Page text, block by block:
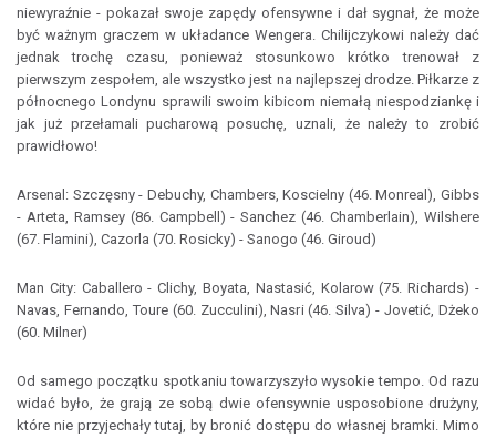
niewyraźnie - pokazał swoje zapędy ofensywne i dał sygnał, że może
być ważnym graczem w układance Wengera. Chilijczykowi należy dać
jednak trochę czasu, ponieważ stosunkowo krótko trenował z
pierwszym zespołem, ale wszystko jest na najlepszej drodze. Piłkarze z
północnego Londynu sprawili swoim kibicom niemałą niespodziankę i
jak już przełamali pucharową posuchę, uznali, że należy to zrobić
prawidłowo!
Arsenal: Szczęsny - Debuchy, Chambers, Koscielny (46. Monreal), Gibbs
- Arteta, Ramsey (86. Campbell) - Sanchez (46. Chamberlain), Wilshere
(67. Flamini), Cazorla (70. Rosicky) - Sanogo (46. Giroud)
Man City: Caballero - Clichy, Boyata, Nastasić, Kolarow (75. Richards) -
Navas, Fernando, Toure (60. Zucculini), Nasri (46. Silva) - Jovetić, Dżeko
(60. Milner)
Od samego początku spotkaniu towarzyszyło wysokie tempo. Od razu
widać było, że grają ze sobą dwie ofensywnie usposobione drużyny,
które nie przyjechały tutaj, by bronić dostępu do własnej bramki. Mimo